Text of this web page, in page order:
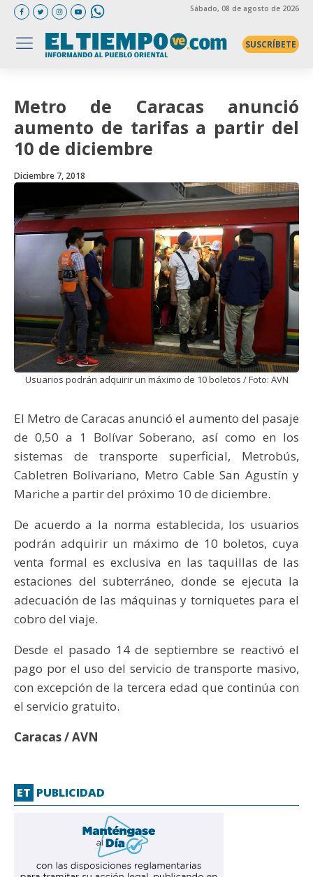
Sábado, 08 de agosto de 2026
SUSCRÍBETE
Metro de Caracas anunció
aumento de tarifas a partir del
10 de diciembre
Diciembre 7, 2018
Usuarios podrán adquirir un máximo de 10 boletos / Foto: AVN
El Metro de Caracas anunció el aumento del pasaje
de 0,50 a 1 Bolívar Soberano, así como en los
sistemas de transporte superficial, Metrobús,
Cabletren Bolivariano, Metro Cable San Agustín y
Mariche a partir del próximo 10 de diciembre.
De acuerdo a la norma establecida, los usuarios
podrán adquirir un máximo de 10 boletos, cuya
venta formal es exclusiva en las taquillas de las
estaciones del subterráneo, donde se ejecuta la
adecuación de las máquinas y torniquetes para el
cobro del viaje.
Desde el pasado 14 de septiembre se reactivó el
pago por el uso del servicio de transporte masivo,
con excepción de la tercera edad que continúa con
el servicio gratuito.
Caracas / AVN
ET PUBLICIDAD